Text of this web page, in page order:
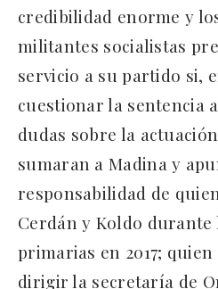
credibilidad enorme y
militantes socialistas
servicio a su partido si,
cuestionar la sentencia
dudas sobre la
sumaran a Madina y
responsabilidad de
Cerdán y Koldo durante
primarias en 2017; quien
dirigir la secretaría de